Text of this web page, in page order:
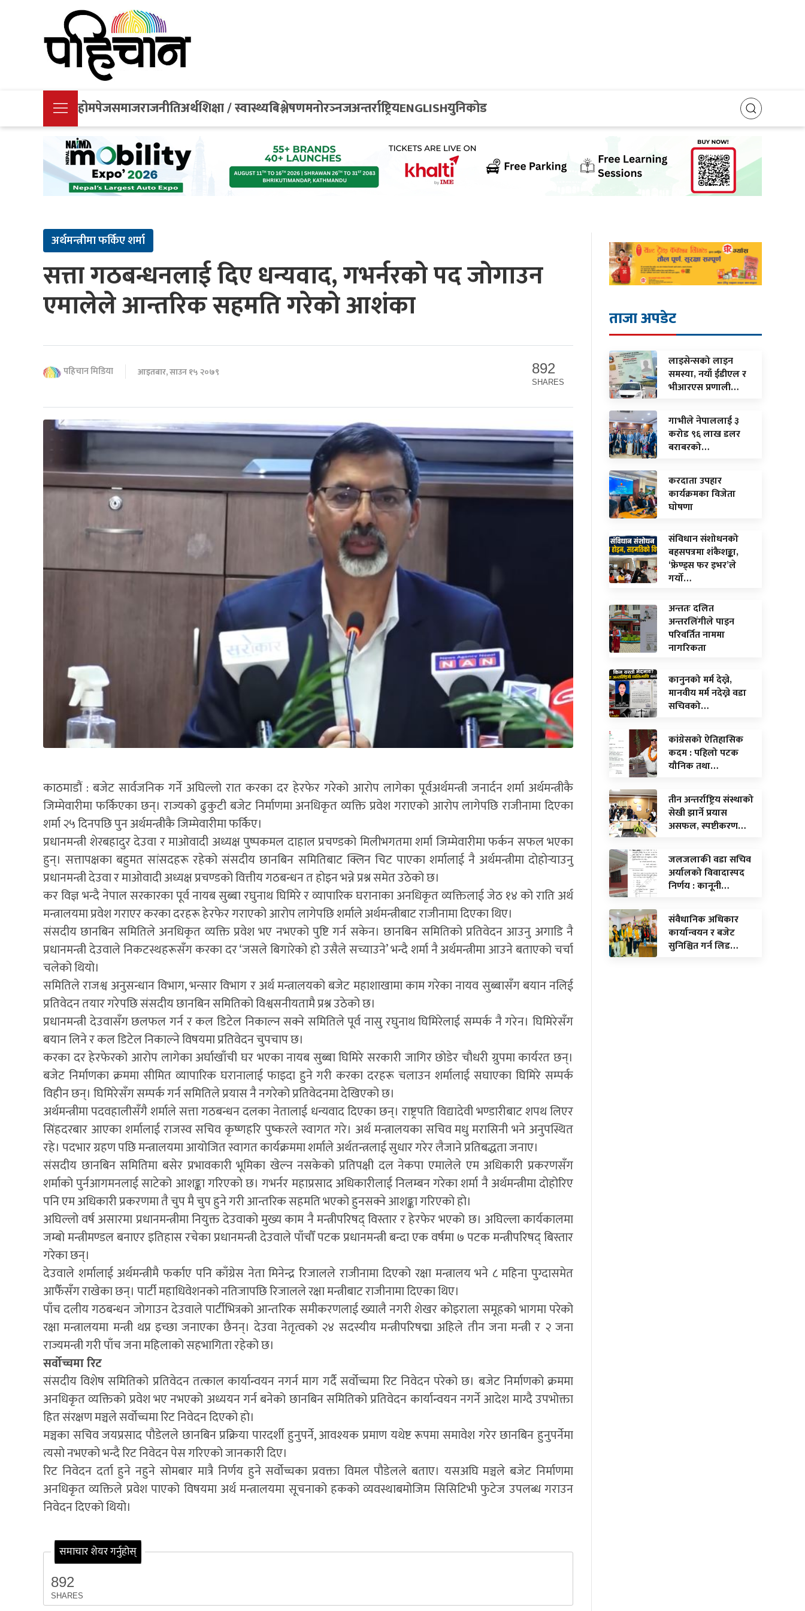
होमपेजसमाजराजनीतिअर्थशिक्षा / स्वास्थ्यबिश्लेषणमनोरञ्नजअन्तर्राष्ट्रियENGLISHयुनिकोड
अर्थमन्त्रीमा फर्किए शर्मा
सत्ता गठबन्धनलाई दिए धन्यवाद, गभर्नरको पद जोगाउन
एमालेले आन्तरिक सहमति गरेको आशंका
पहिचान मिडिया आइतबार, साउन १५ २०७९ 892
SHARES
काठमाडौं : बजेट सार्वजनिक गर्ने अघिल्लो रात करका दर हेरफेर गरेको आरोप लागेका पूर्वअर्थमन्त्री जनार्दन शर्मा अर्थमन्त्रीकै
जिम्मेवारीमा फर्किएका छन्। राज्यको ढुकुटी बजेट निर्माणमा अनधिकृत व्यक्ति प्रवेश गराएको आरोप लागेपछि राजीनामा दिएका
शर्मा २५ दिनपछि पुन अर्थमन्त्रीकै जिम्मेवारीमा फर्किए।
प्रधानमन्त्री शेरबहादुर देउवा र माओवादी अध्यक्ष पुष्पकमल दाहाल प्रचण्डको मिलीभगतमा शर्मा जिम्मेवारीमा फर्कन सफल भएका
हुन्। सत्तापक्षका बहुमत सांसदहरू रहेको संसदीय छानबिन समितिबाट क्लिन चिट पाएका शर्मालाई नै अर्थमन्त्रीमा दोहोर्‍याउनु
प्रधानमन्त्री देउवा र माओवादी अध्यक्ष प्रचण्डको वित्तीय गठबन्धन त होइन भन्ने प्रश्न समेत उठेको छ।
कर विज्ञ भन्दै नेपाल सरकारका पूर्व नायब सुब्बा रघुनाथ घिमिरे र व्यापारिक घरानाका अनधिकृत व्यक्तिलाई जेठ १४ को राति अर्थ
मन्त्रालयमा प्रवेश गराएर करका दरहरू हेरफेर गराएको आरोप लागेपछि शर्माले अर्थमन्त्रीबाट राजीनामा दिएका थिए।
संसदीय छानबिन समितिले अनधिकृत व्यक्ति प्रवेश भए नभएको पुष्टि गर्न सकेन। छानबिन समितिको प्रतिवेदन आउनु अगाडि नै
प्रधानमन्त्री देउवाले निकटस्थहरूसँग करका दर ‘जसले बिगारेको हो उसैले सच्याउने’ भन्दै शर्मा नै अर्थमन्त्रीमा आउने बताएको चर्चा
चलेको थियो।
समितिले राजश्व अनुसन्धान विभाग, भन्सार विभाग र अर्थ मन्त्रालयको बजेट महाशाखामा काम गरेका नायव सुब्बासँग बयान नलिई
प्रतिवेदन तयार गरेपछि संसदीय छानबिन समितिको विश्वसनीयतामै प्रश्न उठेको छ।
प्रधानमन्त्री देउवासँग छलफल गर्न र कल डिटेल निकाल्न सक्ने समितिले पूर्व नासु रघुनाथ घिमिरेलाई सम्पर्क नै गरेन। घिमिरेसँग
बयान लिने र कल डिटेल निकाल्ने विषयमा प्रतिवेदन चुपचाप छ।
करका दर हेरफेरको आरोप लागेका अर्घाखाँची घर भएका नायब सुब्बा घिमिरे सरकारी जागिर छोडेर चौधरी ग्रुपमा कार्यरत छन्।
बजेट निर्माणका क्रममा सीमित व्यापारिक घरानालाई फाइदा हुने गरी करका दरहरू चलाउन शर्मालाई सघाएका घिमिरे सम्पर्क
विहीन छन्। घिमिरेसँग सम्पर्क गर्न समितिले प्रयास नै नगरेको प्रतिवेदनमा देखिएको छ।
अर्थमन्त्रीमा पदवहालीसँगै शर्माले सत्ता गठबन्धन दलका नेतालाई धन्यवाद दिएका छन्। राष्ट्रपति विद्यादेवी भण्डारीबाट शपथ लिएर
सिंहदरबार आएका शर्मालाई राजस्व सचिव कृष्णहरि पुष्करले स्वागत गरे। अर्थ मन्त्रालयका सचिव मधु मरासिनी भने अनुपस्थित
रहे। पदभार ग्रहण पछि मन्त्रालयमा आयोजित स्वागत कार्यक्रममा शर्माले अर्थतन्त्रलाई सुधार गरेर लैजाने प्रतिबद्धता जनाए।
संसदीय छानबिन समितिमा बसेर प्रभावकारी भूमिका खेल्न नसकेको प्रतिपक्षी दल नेकपा एमालेले एम अधिकारी प्रकरणसँग
शर्माको पुर्नआगमनलाई साटेको आशङ्का गरिएको छ। गभर्नर महाप्रसाद अधिकारीलाई निलम्बन गरेका शर्मा नै अर्थमन्त्रीमा दोहोरिए
पनि एम अधिकारी प्रकरणमा तै चुप मै चुप हुने गरी आन्तरिक सहमति भएको हुनसक्ने आशङ्का गरिएको हो।
अघिल्लो वर्ष असारमा प्रधानमन्त्रीमा नियुक्त देउवाको मुख्य काम नै मन्त्रीपरिषद् विस्तार र हेरफेर भएको छ। अघिल्ला कार्यकालमा
जम्बो मन्त्रीमण्डल बनाएर इतिहास रचेका प्रधानमन्त्री देउवाले पाँचौँ पटक प्रधानमन्त्री बन्दा एक वर्षमा ७ पटक मन्त्रीपरिषद् बिस्तार
गरेका छन्।
देउवाले शर्मालाई अर्थमन्त्रीमै फर्काए पनि काँग्रेस नेता मिनेन्द्र रिजालले राजीनामा दिएको रक्षा मन्त्रालय भने ८ महिना पुग्दासमेत
आफैँसँग राखेका छन्। पार्टी महाधिवेशनको नतिजापछि रिजालले रक्षा मन्त्रीबाट राजीनामा दिएका थिए।
पाँच दलीय गठबन्धन जोगाउन देउवाले पार्टीभित्रको आन्तरिक समीकरणलाई ख्यालै नगरी शेखर कोइराला समूहको भागमा परेको
रक्षा मन्त्रालयमा मन्त्री थप्न इच्छा जनाएका छैनन्। देउवा नेतृत्वको २४ सदस्यीय मन्त्रीपरिषद्मा अहिले तीन जना मन्त्री र २ जना
राज्यमन्त्री गरी पाँच जना महिलाको सहभागिता रहेको छ।
सर्वोच्चमा रिट
संसदीय विशेष समितिको प्रतिवेदन तत्काल कार्यान्वयन नगर्न माग गर्दै सर्वोच्चमा रिट निवेदन परेको छ। बजेट निर्माणको क्रममा
अनधिकृत व्यक्तिको प्रवेश भए नभएको अध्ययन गर्न बनेको छानबिन समितिको प्रतिवेदन कार्यान्वयन नगर्ने आदेश माग्दै उपभोक्ता
हित संरक्षण मञ्चले सर्वोच्चमा रिट निवेदन दिएको हो।
मञ्चका सचिव जयप्रसाद पौडेलले छानबिन प्रक्रिया पारदर्शी हुनुपर्ने, आवश्यक प्रमाण यथेष्ट रूपमा समावेश गरेर छानबिन हुनुपर्नेमा
त्यसो नभएको भन्दै रिट निवेदन पेस गरिएको जानकारी दिए।
रिट निवेदन दर्ता हुने नहुने सोमबार मात्रै निर्णय हुने सर्वोच्चका प्रवक्ता विमल पौडेलले बताए। यसअघि मञ्चले बजेट निर्माणमा
अनधिकृत व्यक्तिले प्रवेश पाएको विषयमा अर्थ मन्त्रालयमा सूचनाको हकको व्यवस्थाबमोजिम सिसिटिभी फुटेज उपलब्ध गराउन
निवेदन दिएको थियो।
समाचार शेयर गर्नुहोस्
892
SHARES
ताजा अपडेट
लाइसेन्सको लाइन
समस्या, नयाँ ईडीएल र
भीआरएस प्रणाली…
गाभीले नेपाललाई ३
करोड ९६ लाख डलर
बराबरको…
करदाता उपहार
कार्यक्रमका विजेता
घाेषणा
संविधान संशोधनको
बहसपत्रमा शंकैशङ्का,
‘फ्रेण्ड्स फर इभर’ले
गर्यो…
अन्ततः दलित
अन्तरलिंगीले पाइन
परिवर्तित नाममा
नागरिकता
कानुनको मर्म देख्ने,
मानवीय मर्म नदेख्ने वडा
सचिवको…
कांग्रेसको ऐतिहासिक
कदम : पहिलो पटक
यौनिक तथा…
तीन अन्तर्राष्ट्रिय संस्थाको
सेखी झार्ने प्रयास
असफल, स्पष्टीकरण…
जलजलाकी वडा सचिव
अर्यालको विवादास्पद
निर्णय : कानूनी…
संवैधानिक अधिकार
कार्यान्वयन र बजेट
सुनिश्चित गर्न लिड…